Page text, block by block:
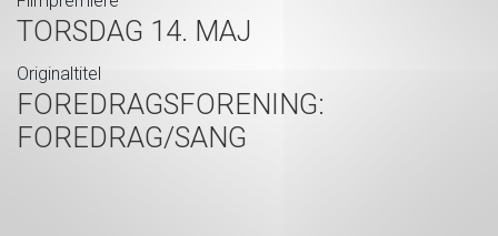
TORSDAG 14. MAJ
Originaltitel
FOREDRAGSFORENING:
FOREDRAG/SANG